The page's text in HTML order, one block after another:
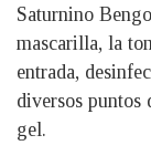
Saturnino
mascarilla, la
entrada,
diversos puntos
gel.